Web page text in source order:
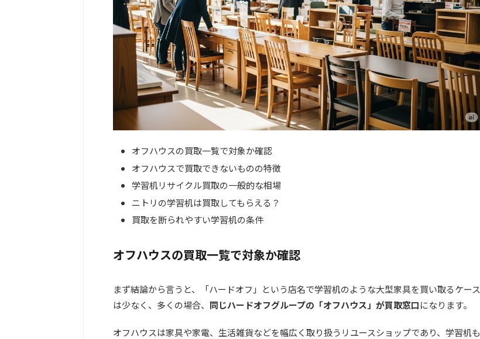
オフハウスの買取一覧で対象か確認
オフハウスで買取できないものの特徴
学習机リサイクル買取の一般的な相場
ニトリの学習机は買取してもらえる？
買取を断られやすい学習机の条件
オフハウスの買取一覧で対象か確認
まず結論から言うと、「ハードオフ」という店名で学習机のような大型家具を買い取るケース
は少なく、多くの場合、 同じハードオフグループの「オフハウス」が買取窓口になります。
オフハウスは家具や家電、生活雑貨などを幅広く取り扱うリユースショップであり、学習机も